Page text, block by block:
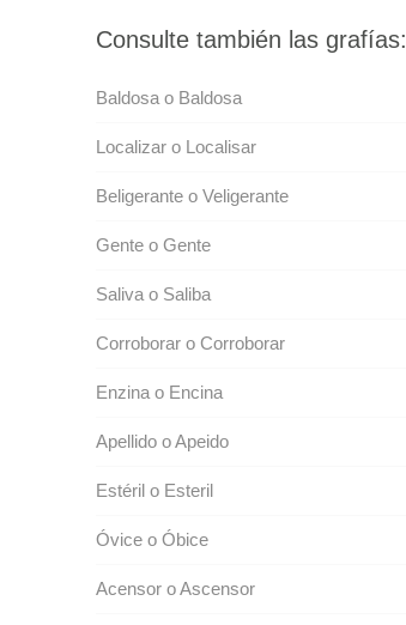
Consulte también las grafías:
Baldosa o Baldosa
Localizar o Localisar
Beligerante o Veligerante
Gente o Gente
Saliva o Saliba
Corroborar o Corroborar
Enzina o Encina
Apellido o Apeido
Estéril o Esteril
Óvice o Óbice
Acensor o Ascensor